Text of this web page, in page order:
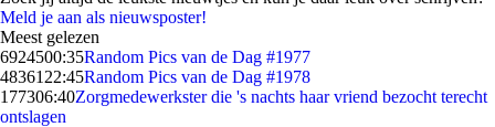
Meld je aan als nieuwsposter!
Meest gelezen
6924500:35Random Pics van de Dag #1977
48361 22:45Random Pics van de Dag #1978
177306:40Zorgmedewerkster die 's nachts haar vriend bezocht terecht
ontslagen